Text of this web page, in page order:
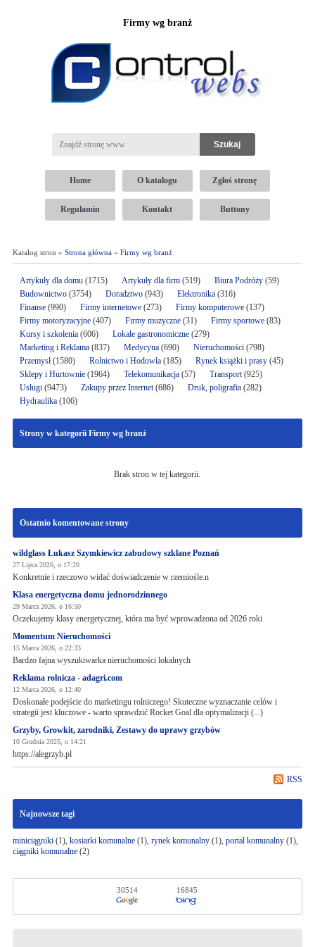
Firmy wg branż
Home O katalogu Zgłoś stronę
Regulamin Kontakt Buttony
Katalog stron » Strona główna» Firmy wg branż
Artykuły dla domu(1715) Artykuły dla firm(519) Biura Podróży(59)
Budownictwo(3754) Doradztwo(943) Elektronika (316)
Finanse(990) Firmy internetowe (273) Firmy komputerowe(137)
Firmy motoryzacyjne(407) Firmy muzyczne(31) Firmy sportowe(83)
Kursy i szkolenia(606) Lokale gastronomiczne(279)
Marketing i Reklama(837) Medycyna(690) Nieruchomości(798)
Przemysł(1580) Rolnictwo i Hodowla(185) Rynek książki i prasy(45)
Sklepy i Hurtownie(1964) Telekomunikacja(57) Transport(925)
Usługi(9473) Zakupy przez Internet(686) Druk, poligrafia(282)
Hydraulika(106)
Strony w kategorii Firmy wg branż
Brak stron w tej kategorii.
Ostatnio komentowane strony
wildglass Łukasz Szymkiewicz zabudowy szklane Poznań
27 Lipca 2026, o 17:20
Konkretnie i rzeczowo widać doświadczenie w rzemiośle.n
Klasa energetyczna domu jednorodzinnego
29 Marca 2026, o 16:50
Oczekujemy klasy energetycznej, która ma być wprowadzona od 2026 roki
Momentum Nieruchomości
15 Marca 2026, o 22:33
Bardzo fajna wyszukiwarka nieruchomości lokalnych
Reklama rolnicza - adagri.com
12 Marca 2026, o 12:40
Doskonałe podejście do marketingu rolniczego! Skuteczne wyznaczanie celów i
strategii jest kluczowe - warto sprawdzić Rocket Goal dla optymalizacji (...)
Grzyby, Growkit, zarodniki, Zestawy do uprawy grzybów
10 Grudnia 2025, o 14:21
https://alegrzyb.pl
RSS
Najnowsze tagi
miniciągniki(1), kosiarki komunalne(1), rynek komunalny(1), portal komunalny(1),
ciągniki komunalne(2)
30514 16845